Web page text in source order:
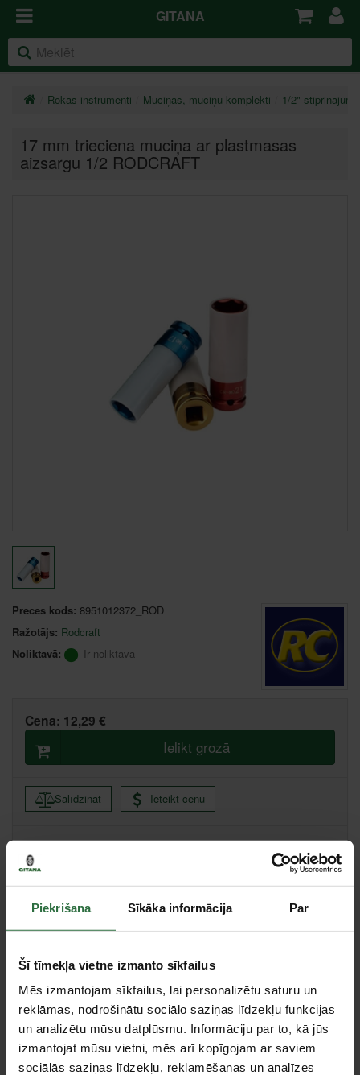
Piekrišana Sīkāka informācija Par
Šī tīmekļa vietne izmanto sīkfailus
Mēs izmantojam sīkfailus, lai personalizētu saturu un
reklāmas, nodrošinātu sociālo saziņas līdzekļu funkcijas
un analizētu mūsu datplūsmu. Informāciju par to, kā jūs
izmantojat mūsu vietni, mēs arī kopīgojam ar saviem
sociālās saziņas līdzekļu, reklamēšanas un analīzes
GITANA
Rokas instrumenti Muciņas, muciņu komplekti 1/2" stiprinājums
17 mm trieciena muciņa ar plastmasas
aizsargu 1/2 RODCRAFT
Preces kods: 8951012372_ROD
Ražotājs: Rodcraft
Noliktavā:
Ir noliktavā
Cena: 12,29 €
Ielikt grozā
Salīdzināt Ieteikt cenu
Centrālā noliktava, (uzzināt vairāk šeit, )
Specifikācija
Stiprinājuma kvadrāts
1/2"
Garums
85 mm
Izmērs
17 mm
Seškantes muciņa
Trieciena
Jā